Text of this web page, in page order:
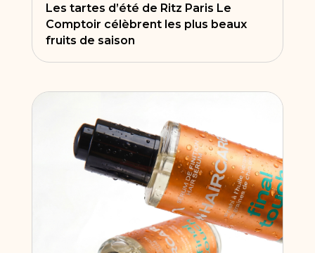
Les tartes d’été de Ritz Paris Le
Comptoir célèbrent les plus beaux
fruits de saison